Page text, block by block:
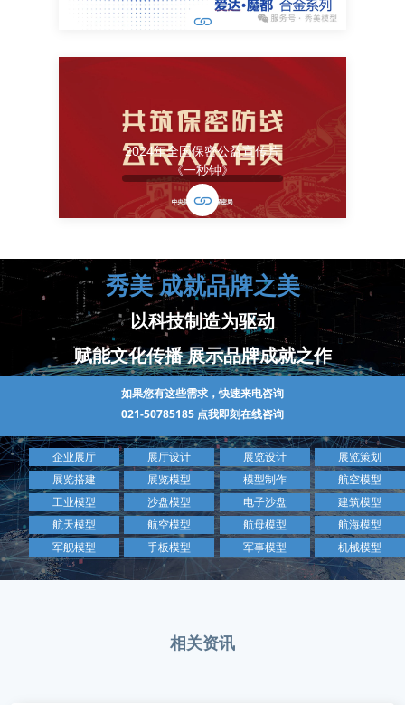
2024年全国保密公益宣传片
《一秒钟》
秀美 成就品牌之美
以科技制造为驱动
赋能文化传播 展示品牌成就之作
如果您有这些需求，快速来电咨询
021-50785185 点我即刻在线咨询
企业展厅 展厅设计 展览设计
展览策划
展览搭建
展览模型 模型制作
航空模型
工业模型
沙盘模型 电子沙盘
建筑模型
航天模型
航空模型 航母模型
航海模型
军舰模型
手板模型 军事模型 机械模型
相关资讯